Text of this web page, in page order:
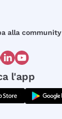
alla community
l'app